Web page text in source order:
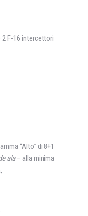
2 F-16 intercettori
“Alto” di 8+1
ala– alla minima